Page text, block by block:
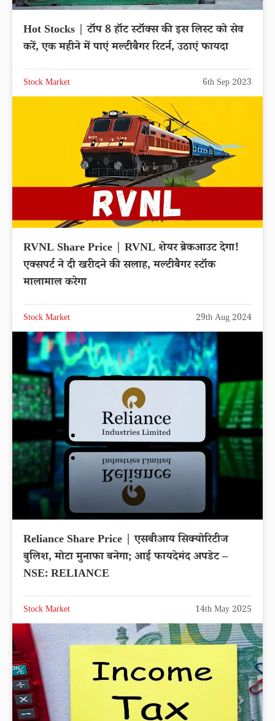
Hot Stocks | टॉप 8 हॉट स्टॉक्स की इस लिस्ट को सेव
करें, एक महीने में पाएं मल्टीबैगर रिटर्न, उठाएं फायदा
Stock Market 6th Sep 2023
RVNL Share Price | RVNL शेयर ब्रेकआउट देगा!
एक्सपर्ट ने दी खरीदने की सलाह, मल्टीबैगर स्टॉक
मालामाल करेगा
Stock Market 29th Aug 2024
Reliance Share Price | एसबीआय सिक्योरिटीज
बुलिश, मोटा मुनाफा बनेगा; आई फायदेमंद अपडेट –
NSE: RELIANCE
Stock Market 14th May 2025